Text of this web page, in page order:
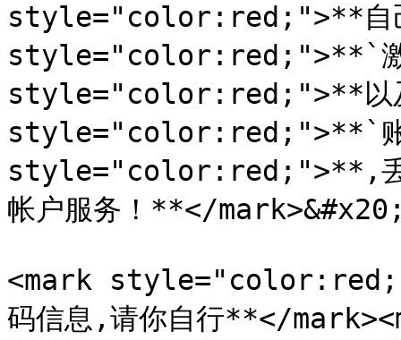
style="color:red;">**自
style="color:red;">**`激
style="color:red;">**以
style="color:red;">**`账
style="color:red;">**,丢失
帐户服务！**</
<mark
码信息,请你自行**</